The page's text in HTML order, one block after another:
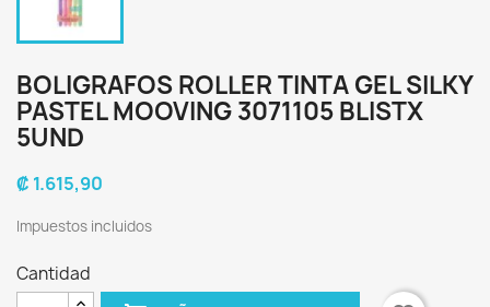
BOLIGRAFOS ROLLER TINTA GEL SILKY
PASTEL MOOVING 3071105 BLISTX
5UND
₡ 1.615,90
Impuestos incluidos
Cantidad